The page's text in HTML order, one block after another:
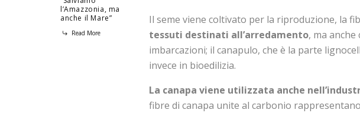
l’Amazzonia, ma
anche il Mare”
Read More
Il seme viene coltivato per la riproduzione, la
tessuti destinati all’arredamento, ma
imbarcazioni; il canapulo, che è la parte
invece in bioedilizia.
La canapa viene utilizzata anche
fibre di canapa unite al carbonio